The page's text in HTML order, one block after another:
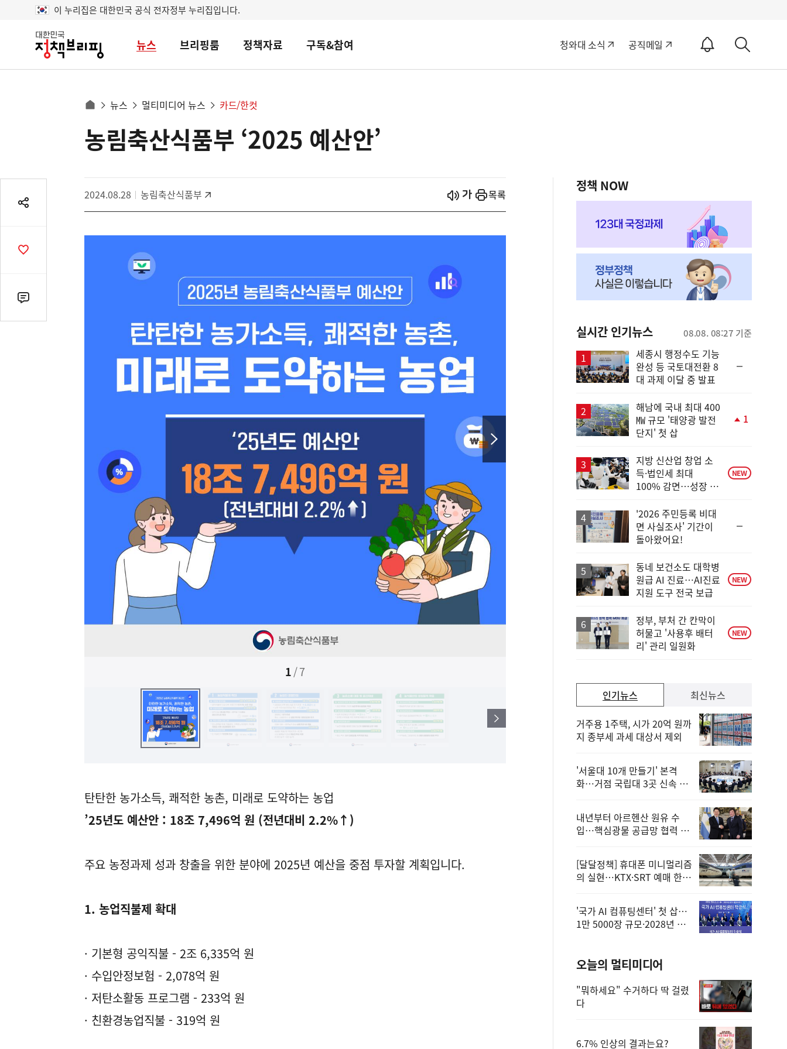
이 누리집은 대한민국 공식 전자정부 누리집입니다.
대
민
뉴스 브리핑룸 정책자료 구독&참여 청와대 소식 공직메일
알
ON
세
동
경
로
으
로
뉴스 멀티미디어 뉴스 카드/한컷
영
역공
기
공
댓
글
농림축산식품부 ‘2025 예산안’
2024.08.28 농림축산식품부 시작
열기 목록
1/7
탄탄한 농가소득, 쾌적한 농촌, 미래로 도약하는 농업
’25년도 예산안 : 18조 7,496억 원 (전년대비 2.2%↑)
주요 농정과제 성과 창출을 위한 분야에 2025년 예산을 중점 투자할 계획입니다.
1. 농업직불제 확대
· 기본형 공익직불 - 2조 6,335억 원
· 수입안정보험 - 2,078억 원
· 저탄소활동 프로그램 - 233억 원
· 친환경농업직불 - 319억 원
정책 NOW
실시간 인기뉴스 08.08. 08:27 기준
세종시 행정수도 기능
완성 등 국토대전환 8
대 과제 이달 중 발표
해남에 국내 최대 400
㎿ 규모 '태양광 발전
단지' 첫 삽
1
지방 신산업 창업 소
득·법인세 최대
100% 감면…성장 지
NEW
'2026 주민등록 비대
면 사실조사' 기간이
돌아왔어요!
동네 보건소도 대학병
원급 AI 진료…AI진료
지원 도구 전국 보급
NEW
정부, 부처 간 칸막이
허물고 '사용후 배터
리' 관리 일원화
NEW
인기뉴스
거주용 1주택, 시가 20억 원까
지 종부세 과세 대상서 제외
'서울대 10개 만들기' 본격
화…거점 국립대 3곳 신속 선
내년부터 아르헨산 원유 수
입…핵심광물 공급망 협력 체
[달달정책] 휴대폰 미니멀리즘
의 실현…KTX·SRT 예매 한
'국가 AI 컴퓨팅센터' 첫 삽…
1만 5000장 규모·2028년 완
최신뉴스
오늘의 멀티미디어
"뭐하세요" 수거하다 딱 걸렸
다
6.7% 인상의 결과는요?